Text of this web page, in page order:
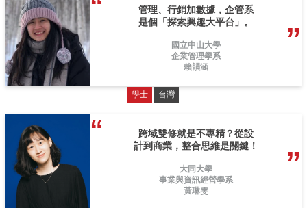
管理、行銷加數據，企管系
是個「探索興趣大平台」。
國立中山大學
企業管理學系
賴韻涵
學士 台灣
跨域雙修就是不專精？從設
計到商業，整合思維是關鍵！
大同大學
事業與資訊經營學系
黃琳雯